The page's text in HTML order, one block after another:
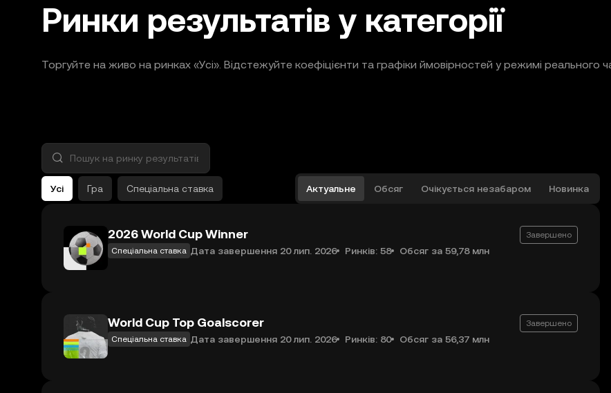
Ринки результатів у категорії
Торгуйте на живо на ринках «Усі». Відстежуйте коефіцієнти та графіки ймовірностей у режимі реального
Усі Гра Спеціальна ставка Актуальне Обсяг Очікується незабаром Новинка
2026 World Cup Winner
Спеціальна ставка Дата завершення 20 лип. 2026 Ринків: 58 Обсяг за 59,78 млн
Завершено
World Cup Top Goalscorer
Спеціальна ставка Дата завершення 20 лип. 2026 Ринків: 80 Обсяг за 56,37 млн
Завершено